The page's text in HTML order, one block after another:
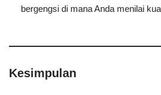
bergengsi di mana Anda menilai
Kesimpulan